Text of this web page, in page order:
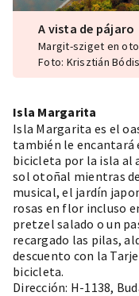
A vista de pájaro
Margit-sziget en
Foto: Krisztián Bódis
Isla Margarita
Isla Margarita es el
también le encantará
bicicleta por la isla al
sol otoñal mientras
musical, el jardín
rosas en flor incluso
pretzel salado o un
recargado las pilas,
descuento con la
bicicleta.
Dirección: H-1138,